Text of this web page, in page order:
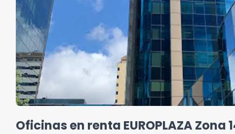
Oficinas en renta EUROPLAZA Zona